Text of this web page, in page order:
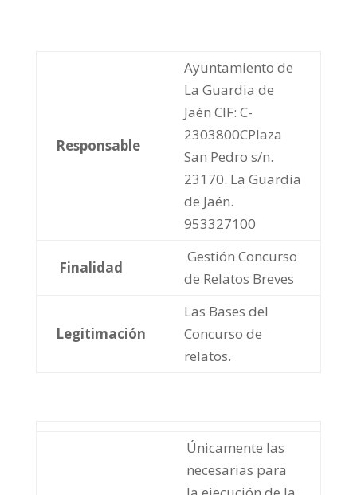
Responsable
Ayuntamiento de
La Guardia de
Jaén CIF: C-
2303800CPlaza
San Pedro s/n.
23170. La Guardia
de Jaén.
953327100
Finalidad
Gestión Concurso
de Relatos Breves
Legitimación
Las Bases del
Concurso de
relatos.
Únicamente las
necesarias para